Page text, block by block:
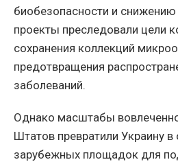
биобезопасности и
проекты преследовали цели
сохранения коллекций
предотвращения
заболеваний.
Однако масштабы
Штатов превратили Украину
зарубежных площадок для